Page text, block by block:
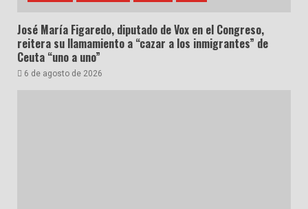
José María Figaredo, diputado de Vox en el Congreso,
reitera su llamamiento a “cazar a los inmigrantes” de
Ceuta “uno a uno”
6 de agosto de 2026